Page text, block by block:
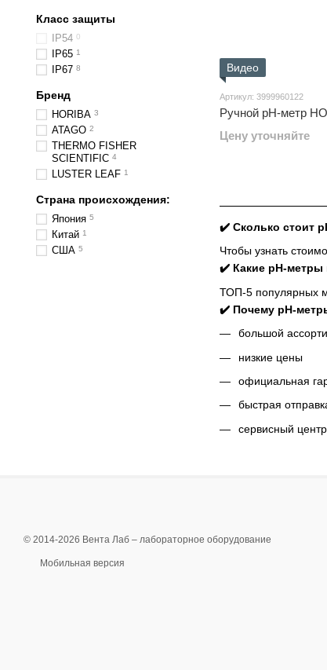
✔️ Сколько стоит
Чтобы узнать
✔️ Какие pH-метры
ТОП-5 популярных
✔️ Почему pH-
большой
низкие цены
официальная
быстрая
сервисный центр
Видео
Артикул: 3999960122
Ручной pH-метр
Цену уточняйте
Класс защиты
IP54 0
IP65 1
IP67 8
Бренд
HORIBA 3
ATAGO 2
THERMO FISHER
SCIENTIFIC 4
LUSTER LEAF 1
Страна происхождения:
Япония 5
Китай 1
США 5
© 2014-2026 Вента Лаб – лабораторное оборудование
Мобильная версия